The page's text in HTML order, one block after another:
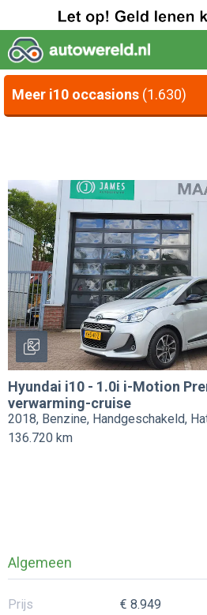
Meer i10 occasions (1.630)
Hyundai i10 - 1.0i i-Motion
verwarming-cruise
2018, Benzine, Handgeschakeld,
136.720 km
Algemeen
Prijs
€ 8.949